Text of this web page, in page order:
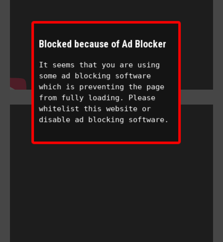
Blocked because of Ad Blocker
It seems that you are using
some ad blocking software
which is preventing the page
from fully loading. Please
whitelist this website or
disable ad blocking software.